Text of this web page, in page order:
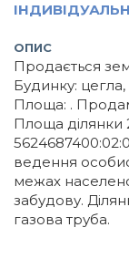
ОПИС
Продається
Будинку:
Площа: .
Площа ділянки
ведення
межах
забудову.
газова труба.